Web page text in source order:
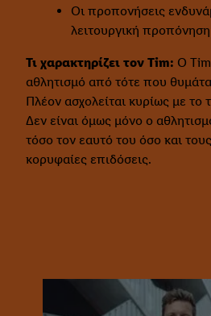
Οι προπονήσεις
λειτουργική
Τι χαρακτηρίζει τον Tim: Ο
αθλητισμό από τότε που
Πλέον ασχολείται κυρίως με το
Δεν είναι όμως μόνο ο
τόσο τον εαυτό του όσο και
κορυφαίες επιδόσεις.